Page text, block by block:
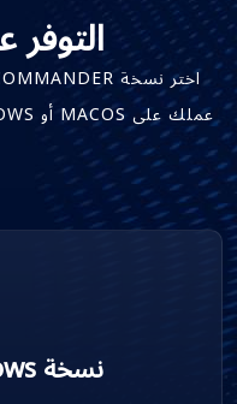
نسخة Windows المكتبية